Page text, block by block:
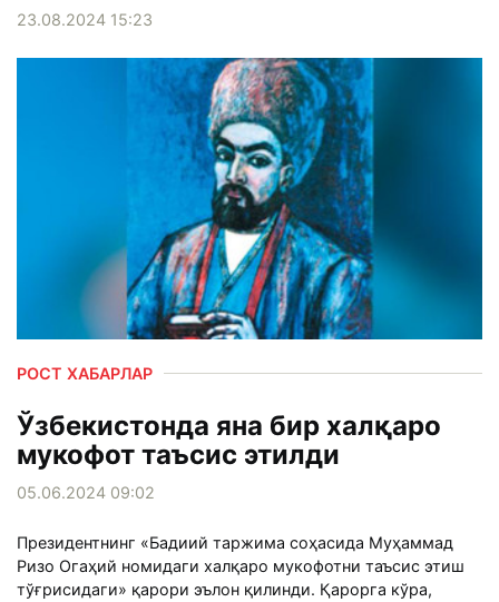
23.08.2024 15:23
РОСТ ХАБАРЛАР
Ўзбекистонда яна бир халқаро
мукофот таъсис этилди
05.06.2024 09:02
Президентнинг «Бадиий таржима соҳасида Муҳаммад
Ризо Огаҳий номидаги халқаро мукофотни таъсис этиш
тўғрисидаги» қарори эълон қилинди. Қарорга кўра,